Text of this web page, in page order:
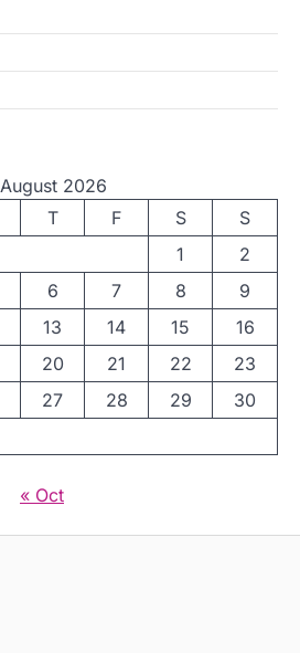
August 2026
T F S
S
1
2
6 7 8
9
13 14 15
16
20 21 22
23
27 28 29
30
« Oct